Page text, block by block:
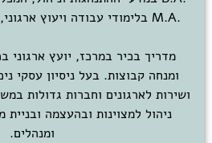
.M.A בלימודי עבודה ויעוץ ארגוני, אוניברסיטת תל אביב.
מדריך בכיר במרכז, יועץ ארגוני
ומנחה קבוצות. בעל ניסיון עסקי
ושירות לארגונים וחברות גדולות
ניהול למצוינות ובהעצמה
ומנהלים.